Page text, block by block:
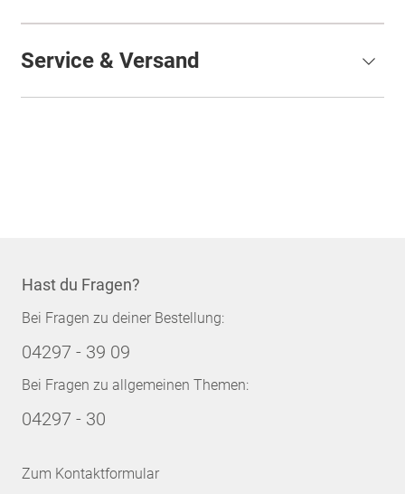
Service & Versand
Hast du Fragen?
Bei Fragen zu deiner Bestellung:
04297 - 39 09
Bei Fragen zu allgemeinen Themen:
04297 - 30
Zum Kontaktformular